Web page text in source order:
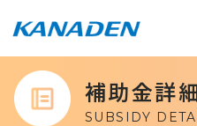
補助金詳
SUBSIDY